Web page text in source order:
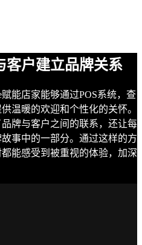
客户建立品牌关系
能店家能够通过POS系统，查
温暖的欢迎和个性化的关怀。
牌与客户之间的联系，还让每
事中的一部分。通过这样的方
能感受到被重视的体验，加深